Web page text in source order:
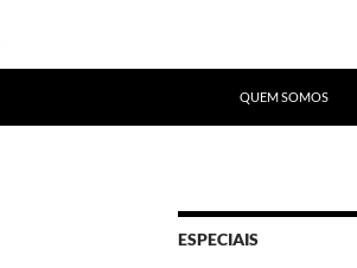
QUEM SOMOS
ESPECIAIS